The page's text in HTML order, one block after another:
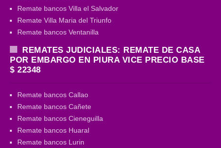
Remate bancos Villa el Salvador
Remate Villa Maria del Triunfo
Remate bancos Ventanilla
REMATES JUDICIALES: REMATE DE CASA
POR EMBARGO EN PIURA VICE PRECIO BASE
$ 22348
Remate bancos Callao
Remate bancos Cañete
Remate bancos Cieneguilla
Remate bancos Huaral
Remate bancos Lurin